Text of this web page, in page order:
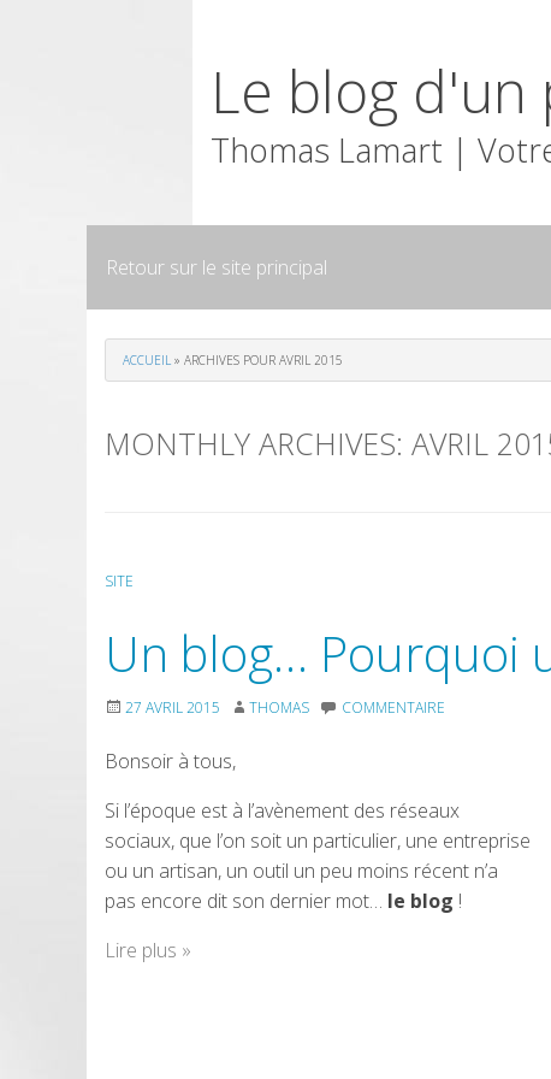
Le blog
Thomas Lamart |
Retour sur le site principal
ACCUEIL » ARCHIVES POUR AVRIL 2015
MONTHLY ARCHIVES: AVRIL
SITE
Un blog… Pourquoi
27 AVRIL 2015 THOMAS COMMENTAIRE
Bonsoir à tous,
Si l’époque est à l’avènement des réseaux
sociaux, que l’on soit un particulier, une entreprise
ou un artisan, un outil un peu moins récent n’a
pas encore dit son dernier mot… le blog !
Lire plus »